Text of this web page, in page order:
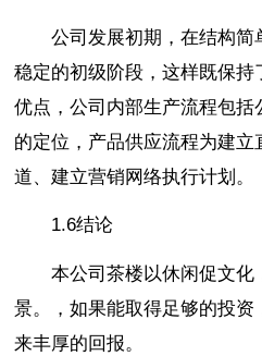
公司发展初期，在结构
稳定的初级阶段，这样既保
优点，公司内部生产流程包
的定位，产品供应流程为建
道、建立营销网络执行计划。
1.6结论
本公司茶楼以休闲促文
景。，如果能取得足够的投
来丰厚的回报。